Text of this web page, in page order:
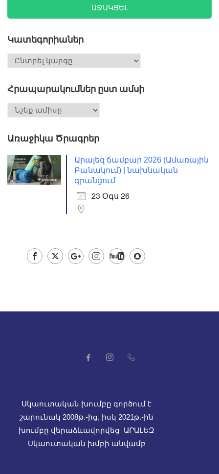
ԱՋԱԿՑԵԼ
Կատեգորիաներ
Հրապարակումներ ըստ ամսի
Առաջիկա Ծրագրեր
Արալեզ ճամբար 2026 (Ամառային
Բանակում) | նախնական
գրանցում
23 Օգս 26
Սկաուտական խումբը գործում է
շարունակ 2008թ.-ից, իսկ 2021թ.-ին
խումբը վերաձևավորվեց ԱՐԱԼԵԶ
Սկաուտական խմբի անվամբ